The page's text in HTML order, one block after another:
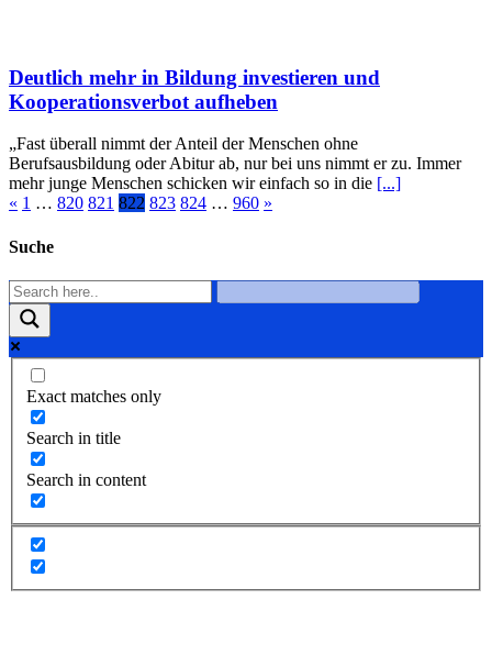
Deutlich mehr in Bildung investieren und
Kooperationsverbot aufheben
„Fast überall nimmt der Anteil der Menschen ohne
Berufsausbildung oder Abitur ab, nur bei uns nimmt er zu. Immer
mehr junge Menschen schicken wir einfach so in die [...]
« 1 … 820 821 822 823 824 … 960 »
Suche
Exact matches only
Search in title
Search in content